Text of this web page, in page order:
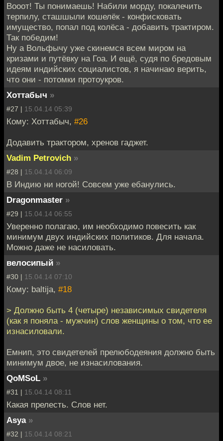
Вооот! Ты понимаешь! Набили морду, покалечить
терпилу, сташшыли кошелёк - конфисковать
имущество, попал под колёса - добавить трактиром.
Так победим!
Ну а Вольфычу уже скинемся всем миром на
кризами и путёвку на Гоа. И ещё, судя по бредовым
идеям индийских социалистов, я начинаю верить,
что они - потомки протоукров.
Хоттабыч »
#27 | 15.04.14 05:39
Кому: Хоттабыч, #26
Додавить трактором, хренов гаджет.
Vadim Petrovich »
#28 | 15.04.14 06:09
В Индию ни ногой! Совсем уже ебанулись.
Dragonmaster »
#29 | 15.04.14 06:55
Уверенно полагаю, им необходимо повесить как
минимум двух индийских политиков. Для начала.
Можно даже не насиловать.
велосипый »
#30 | 15.04.14 07:10
Кому: baltija, #18
> Должно быть 4 (четыре) независимых свидетеля
(как я поняла - мужчин) слов женщины о том, что ее
изнасиловали.
Емнип, это свидетелей прелюбодеяния должно быть
минимум двое, не изнасилования.
QoMSoL »
#31 | 15.04.14 08:11
Какая прелесть. Слов нет.
Asya »
#32 | 15.04.14 08:21